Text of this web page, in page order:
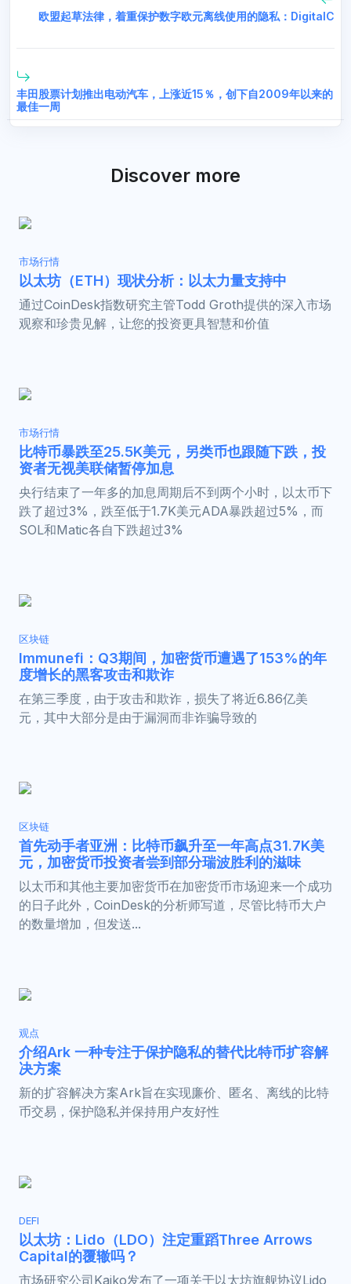
欧盟起草法律，着重保护数字欧元离线使用的隐私：DigitalC
丰田股票计划推出电动汽车，上涨近15％，创下自2009年以来的
最佳一周
Discover more
市场行情
以太坊（ETH）现状分析：以太力量支持中
通过CoinDesk指数研究主管Todd Groth提供的深入市场
观察和珍贵见解，让您的投资更具智慧和价值
市场行情
比特币暴跌至25.5K美元，另类币也跟随下跌，投
资者无视美联储暂停加息
央行结束了一年多的加息周期后不到两个小时，以太币下
跌了超过3%，跌至低于1.7K美元ADA暴跌超过5%，而
SOL和Matic各自下跌超过3%
区块链
Immunefi：Q3期间，加密货币遭遇了153%的年
度增长的黑客攻击和欺诈
在第三季度，由于攻击和欺诈，损失了将近6.86亿美
元，其中大部分是由于漏洞而非诈骗导致的
区块链
首先动手者亚洲：比特币飙升至一年高点31.7K美
元，加密货币投资者尝到部分瑞波胜利的滋味
以太币和其他主要加密货币在加密货币市场迎来一个成功
的日子此外，CoinDesk的分析师写道，尽管比特币大户
的数量增加，但发送...
观点
介绍Ark 一种专注于保护隐私的替代比特币扩容解
决方案
新的扩容解决方案Ark旨在实现廉价、匿名、离线的比特
币交易，保护隐私并保持用户友好性
DEFI
以太坊：Lido（LDO）注定重蹈Three Arrows
Capital的覆辙吗？
市场研究公司Kaiko发布了一项关于以太坊旗舰协议Lido